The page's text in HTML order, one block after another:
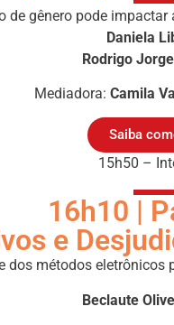
de gênero pode
Daniela
Rodrigo
Mediadora: Camila
Saiba
15h50 –
16h10 |
e
dos métodos eletrônicos
Beclaute